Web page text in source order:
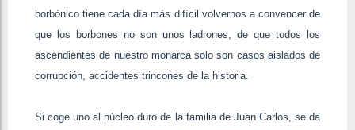
borbónico tiene cada día más difícil volvernos a convencer de
que los borbones no son unos ladrones, de que todos los
ascendientes de nuestro monarca solo son casos aislados de
corrupción, accidentes trincones de la historia.
Si coge uno al núcleo duro de la familia de Juan Carlos, se da